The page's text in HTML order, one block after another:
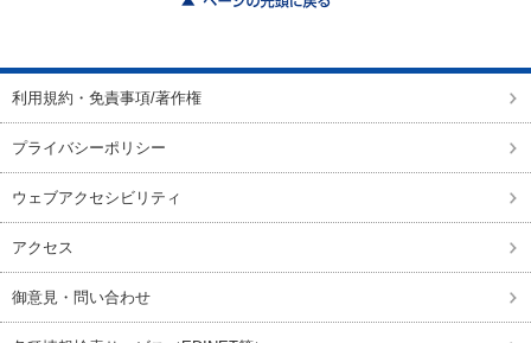
利用規約・免責事項/著作権
プライバシーポリシー
ウェブアクセシビリティ
アクセス
御意見・問い合わせ